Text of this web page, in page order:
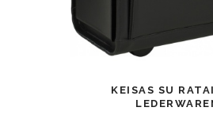
KEISAS SU